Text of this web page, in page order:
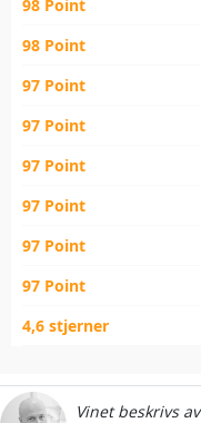
98 Point
98 Point
97 Point
97 Point
97 Point
97 Point
97 Point
97 Point
4,6 stjerner
Vinet beskrivs av